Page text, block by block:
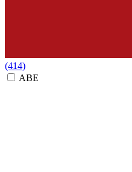
(414)
ABE